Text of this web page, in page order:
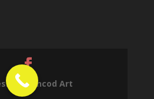
by Incod Art